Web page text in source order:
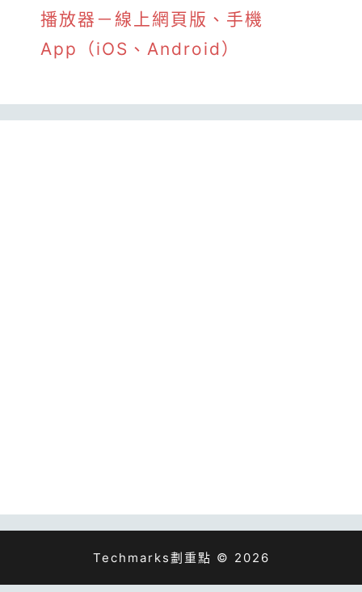
播放器－線上網頁版、手機
App（iOS、Android）
Techmarks劃重點 © 2026